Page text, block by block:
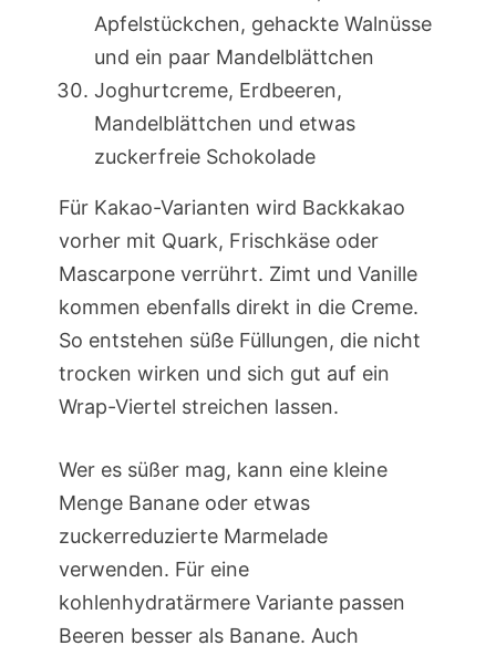
Apfelstückchen, gehackte Walnüsse
und ein paar Mandelblättchen
Joghurtcreme, Erdbeeren,
Mandelblättchen und etwas
zuckerfreie Schokolade
Für Kakao-Varianten wird Backkakao
vorher mit Quark, Frischkäse oder
Mascarpone verrührt. Zimt und Vanille
kommen ebenfalls direkt in die Creme.
So entstehen süße Füllungen, die nicht
trocken wirken und sich gut auf ein
Wrap-Viertel streichen lassen.
Wer es süßer mag, kann eine kleine
Menge Banane oder etwas
zuckerreduzierte Marmelade
verwenden. Für eine
kohlenhydratärmere Variante passen
Beeren besser als Banane. Auch